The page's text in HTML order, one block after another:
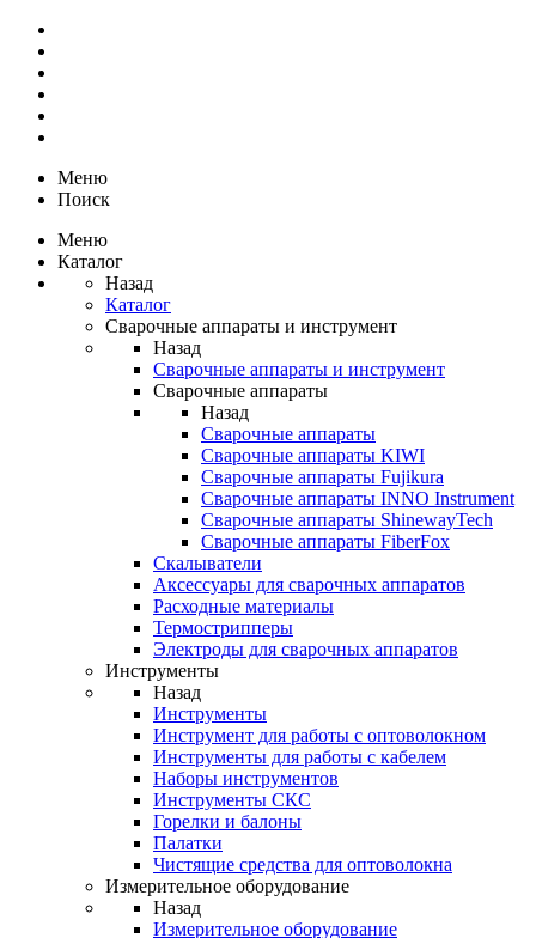
Меню
Поиск
Меню
Каталог
Назад
Каталог
Сварочные аппараты и инструмент
Назад
Сварочные аппараты и инструмент
Сварочные аппараты
Назад
Сварочные аппараты
Сварочные аппараты KIWI
Сварочные аппараты Fujikura
Сварочные аппараты INNO Instrument
Сварочные аппараты ShinewayTech
Cварочные аппараты FiberFox
Скалыватели
Аксессуары для сварочных аппаратов
Расходные материалы
Термострипперы
Электроды для сварочных аппаратов
Инструменты
Назад
Инструменты
Инструмент для работы с оптоволокном
Инструменты для работы с кабелем
Наборы инструментов
Инструменты СКС
Горелки и балоны
Палатки
Чистящие средства для оптоволокна
Измерительное оборудование
Назад
Измерительное оборудование